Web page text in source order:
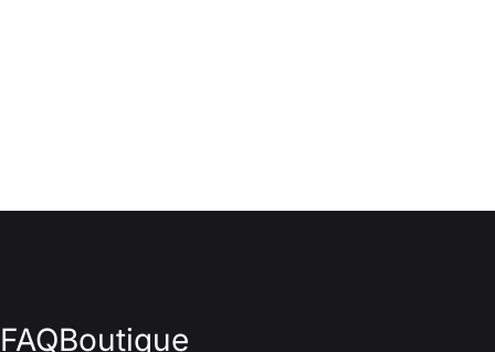
FAQBoutique